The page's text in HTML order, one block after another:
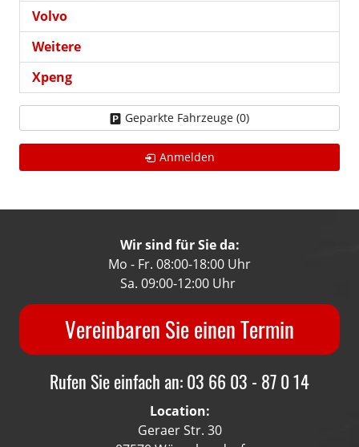
Volvo
Weitere
Xpeng
Geparkte Fahrzeuge (0)
Anmelden
Wir sind für Sie da:
Mo - Fr. 08:00-18:00 Uhr
Sa. 09:00-12:00 Uhr
Vereinbaren Sie einen Termin
Rufen Sie einfach an: 03 66 03 - 87 0 14
Location:
Geraer Str. 30